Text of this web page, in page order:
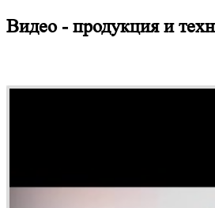
Видео - продукция и